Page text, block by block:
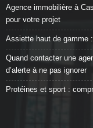
Agence immobilière à
pour votre projet
Assiette haut de gamme
Quand contacter une
d’alerte à ne pas ignorer
Protéines et sport :